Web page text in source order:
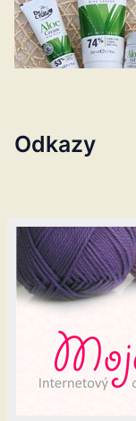
Odkazy